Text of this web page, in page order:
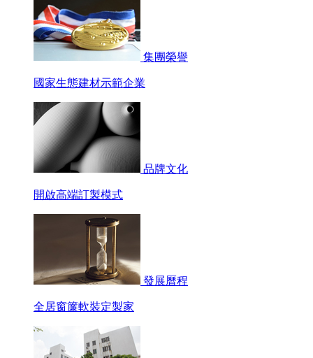
集團榮譽
國家生態建材示範企業
品牌文化
開啟高端訂製模式
發展曆程
全居窗簾軟裝定製家